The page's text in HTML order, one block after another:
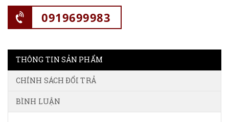
0919699983
THÔNG TIN SẢN PHẨM
CHÍNH SÁCH ĐỔI TRẢ
BÌNH LUẬN